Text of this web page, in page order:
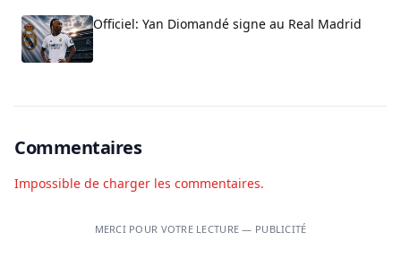
Officiel: Yan Diomandé signe au Real Madrid
Commentaires
Impossible de charger les commentaires.
MERCI POUR VOTRE LECTURE — PUBLICITÉ